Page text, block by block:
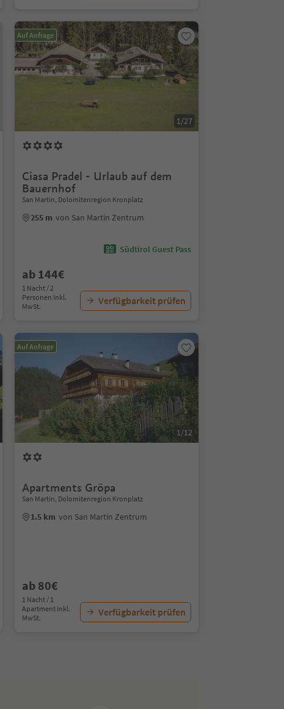
Auf Anfrage
1/27
Ciasa Pradel - Urlaub auf dem
Bauernhof
San Martin, Dolomitenregion Kronplatz
255 m von San Martin Zentrum
Südtirol Guest Pass
ab 144€
1 Nacht / 2
Personen Inkl.
MwSt.
Verfügbarkeit prüfen
Auf Anfrage
1/12
Apartments Gröpa
San Martin, Dolomitenregion Kronplatz
1.5 km von San Martin Zentrum
ab 80€
1 Nacht / 1
Apartment Inkl.
MwSt.
Verfügbarkeit prüfen